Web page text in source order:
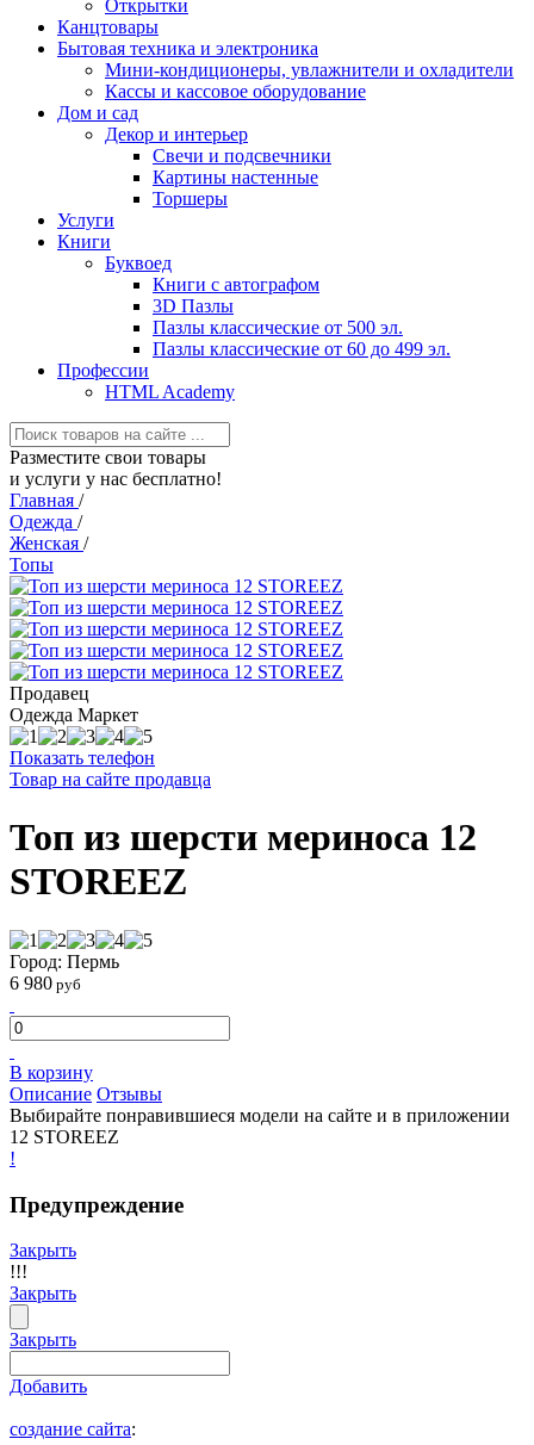
Открытки
Канцтовары
Бытовая техника и электроника
Мини-кондиционеры, увлажнители и охладители
Кассы и кассовое оборудование
Дом и сад
Декор и интерьер
Свечи и подсвечники
Картины настенные
Торшеры
Услуги
Книги
Буквоед
Книги с автографом
3D Пазлы
Пазлы классические от 500 эл.
Пазлы классические от 60 до 499 эл.
Профессии
HTML Academy
Разместите свои товары
и услуги у нас бесплатно!
Главная /
Одежда /
Женская /
Топы
Продавец
Одежда Маркет
Показать телефон
Товар на сайте продавца
Топ из шерсти мериноса 12
STOREEZ
Город: Пермь
6 980 руб
В корзину
Описание Отзывы
Выбирайте понравившиеся модели на сайте и в приложении
12 STOREEZ
!
Предупреждение
Закрыть
!!!
Закрыть
Закрыть
Добавить
создание сайта: